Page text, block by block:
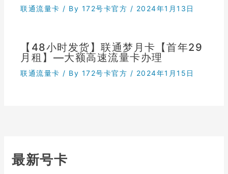
联通流量卡 / By 172号卡官方 / 2024年1月13日
【48小时发货】联通梦月卡【首年29
月租】—大额高速流量卡办理
联通流量卡 / By 172号卡官方 / 2024年1月15日
最新号卡